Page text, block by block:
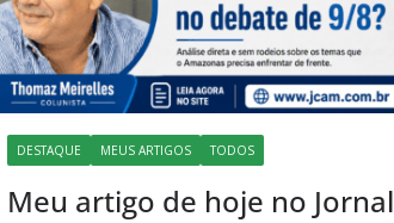
DESTAQUE MEUS ARTIGOS TODOS
Meu artigo de hoje no Jornal